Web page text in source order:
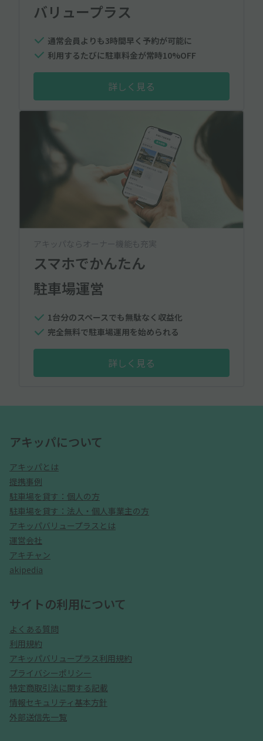
バリュープラス
通常会員よりも3時間早く予約が可能に
利用するたびに駐車料金が常時10%OFF
詳しく見る
アキッパならオーナー機能も充実
スマホでかんたん
駐車場運営
1台分のスペースでも無駄なく収益化
完全無料で駐車場運用を始められる
詳しく見る
アキッパについて
アキッパとは
提携事例
駐車場を貸す：個人の方
駐車場を貸す：法人・個人事業主の方
アキッパバリュープラスとは
運営会社
アキチャン
akipedia
サイトの利用について
よくある質問
利用規約
アキッパバリュープラス利用規約
プライバシーポリシー
特定商取引法に関する記載
情報セキュリティ基本方針
外部送信先一覧